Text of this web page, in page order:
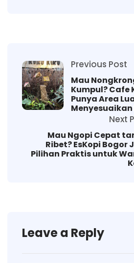
Previous Post
Mau
Kumpul? Cafe
Punya Area
Next
Mau Ngopi Cepat
Ribet? EsKopi Bogor
Pilihan Praktis untuk
Leave a Reply